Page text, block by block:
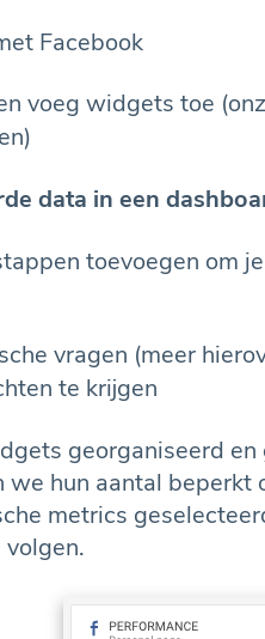
Facebook
voeg widgets toe
data in een
toevoegen om
vragen (meer
te krijgen
georganiseerd en
we hun aantal beperkt
metrics